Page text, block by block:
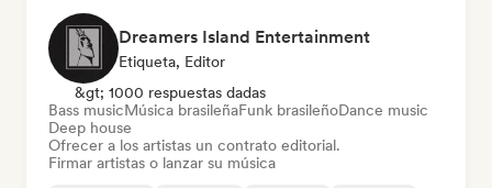
Dreamers Island Entertainment
Etiqueta, Editor
&gt; 1000 respuestas dadas
Bass musicMúsica brasileñaFunk brasileñoDance music
Deep house
Ofrecer a los artistas un contrato editorial.
Firmar artistas o lanzar su música